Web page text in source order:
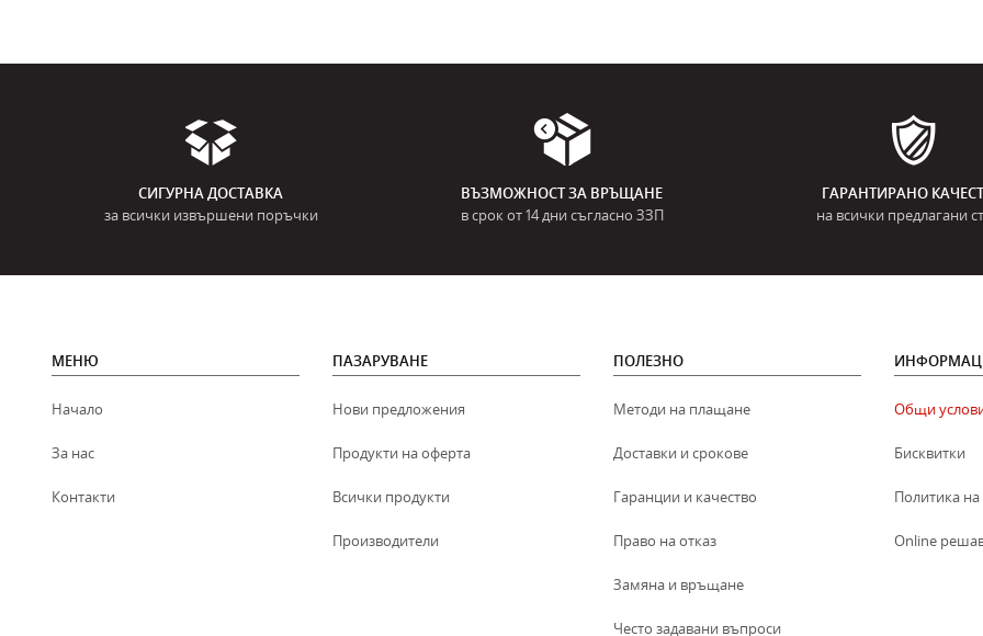
СИГУРНА ДОСТАВКА
за всички извършени поръчки
ВЪЗМОЖНОСТ ЗА ВРЪЩАНЕ
в срок от 14 дни съгласно ЗЗП
ГАРАНТИРАНО
на всички предлагани
МЕНЮ
Начало
За нас
Контакти
ПАЗАРУВАНЕ
Нови предложения
Продукти на оферта
Всички продукти
Производители
ПОЛЕЗНО
Методи на плащане
Доставки и срокове
Гаранции и качество
Право на отказ
Замяна и връщане
Често задавани въпроси
Общи
Бисквитки
Политика
Online